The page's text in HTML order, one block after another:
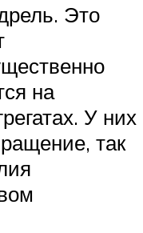
Это
на
У них
так